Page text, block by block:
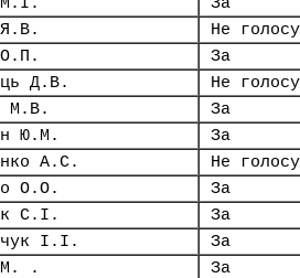
Не
За
Д.В.
Не
М.В.
За
Ю.М.
За
А.С.
Не
О.О.
За
С.І.
За
І.І.
За
М. .
За